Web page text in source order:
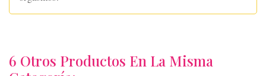
6 Otros Productos En La Misma